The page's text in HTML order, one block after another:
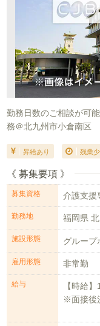
勤務日数のご相談が可
務＠北九州市小倉南区
昇給あり 残業
《 募集要項 》
募集資格 介護支援
勤務地 福岡県
施設形態 グループ
雇用形態 非常勤
給与
【時給
※面接後